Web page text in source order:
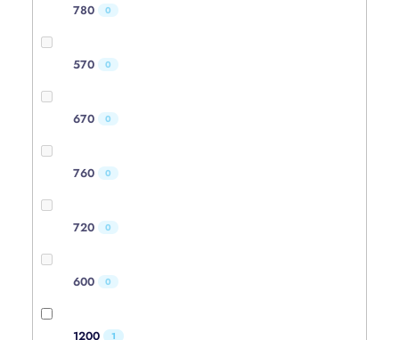
780 0
570 0
670 0
760 0
720 0
600 0
1200 1